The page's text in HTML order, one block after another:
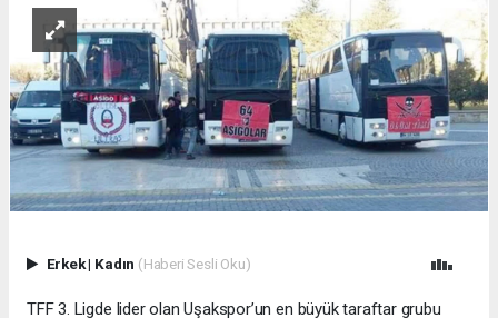
Erkek| Kadın (Haberi Sesli Oku)
TFF 3. Ligde lider olan Uşakspor’un en büyük taraftar grubu